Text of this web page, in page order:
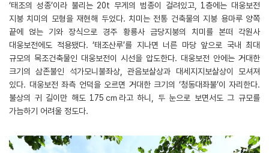
‘태조의 성종’이라 불리는 20t 무게의 범종이 걸려있고, 1층에는 대웅보전
지붕 치미의 모형을 재현해 두었다. 치미는 전통 건축물의 지붕 용마루 양쪽
끝에 얹는 기와 장식으로 경주 황룡사 금당지붕의 치미를 본떠 각원사
대웅보전에도 적용됐다. ‘태조산루’를 지나면 너른 마당 앞으로 국내 최대
규모의 목조건축물인 대웅보전이 시선을 압도한다. 대웅보전 안에는 거대한
크기의 삼존불인 석가모니불좌상, 관음보살상과 대세지지보살상이 모셔져
있다. 대웅보전 좌측 언덕을 오르면 거대한 크기의 ‘청동대좌불’이 자리한다.
불상의 귀 길이만 해도 175㎝라고 하니, 두 눈으로 보면서도 그 규모를
가늠하기 어려울 정도다.